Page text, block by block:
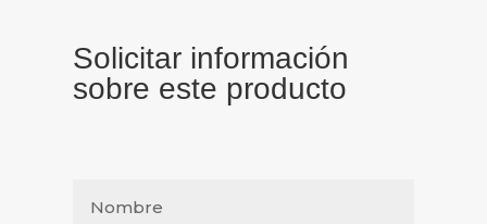
Solicitar información
sobre este producto